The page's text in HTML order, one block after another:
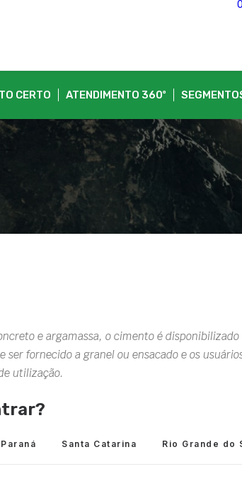
CERTO ATENDIMENTO 360º
e argamassa, o cimento é
ser fornecido a granel ou ensacado e os
utilização.
Paraná Santa Catarina Rio Grande do